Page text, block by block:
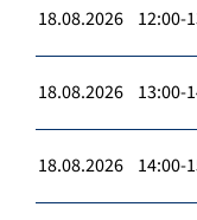
18.08.2026 12:00-
18.08.2026 13:00-
18.08.2026 14:00-